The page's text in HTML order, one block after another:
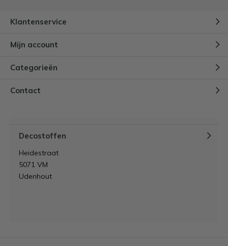
Klantenservice
Mijn account
Categorieën
Contact
Decostoffen
Heidestraat
5071 VM
Udenhout